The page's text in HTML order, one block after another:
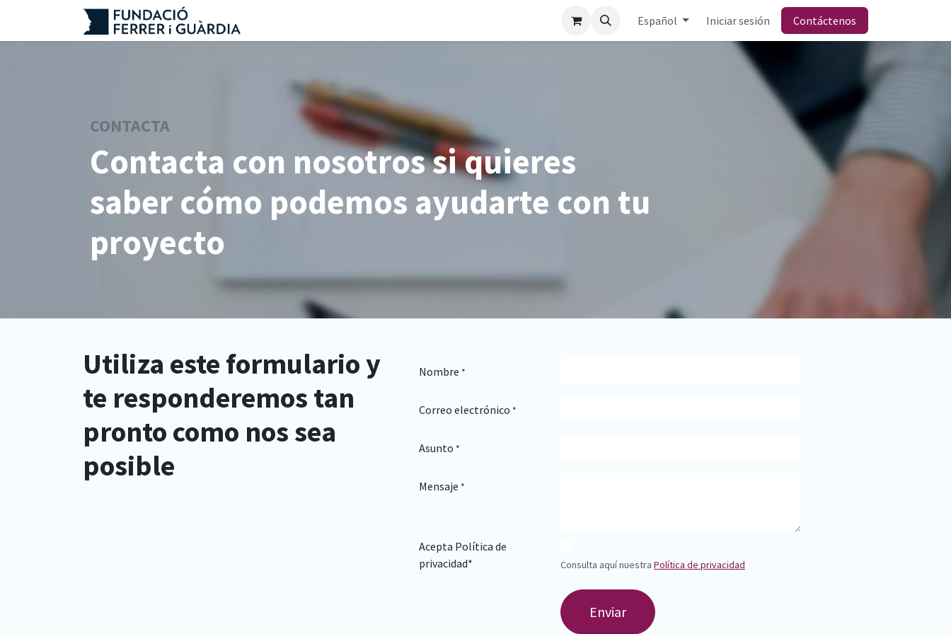
Español Iniciar sesión Contáctenos
CONTACTA
Contacta con nosotros si quieres
saber cómo podemos ayudarte con tu
proyecto
​Utiliza este formulario y
te responderemos tan
pronto como nos sea
posible
Nombre *
Correo electrónico *
Asunto *
Mensaje *
Acepta Política de
privacidad*
Consulta aquí nuestra Política de privacidad
Enviar